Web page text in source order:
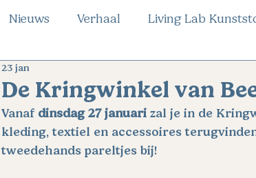
Nieuws Verhaal Living Lab
De Kringwinkel van
23 jan
Vanaf dinsdag 27 januari zal je in de
kleding, textiel en accessoires
tweedehands pareltjes bij!